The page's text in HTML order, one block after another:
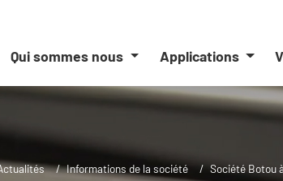
Qui sommes nous Applications
Informations de la société Société Botou